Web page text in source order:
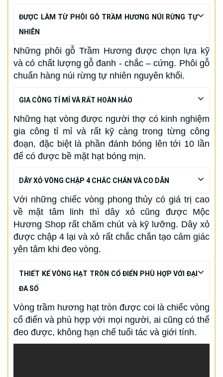
ĐƯỢC LÀM TỪ PHÔI GỖ TRẦM HƯƠNG NÚI RỪNG TỰ
NHIÊN
Những phôi gỗ Trầm Hương được chọn lựa kỹ
và có chất lượng gỗ đanh - chắc – cứng. Phôi gỗ
chuẩn hàng núi rừng tự nhiên nguyên khối.
GIA CÔNG TỈ MỈ VÀ RẤT HOÀN HẢO
Những hạt vòng được người thợ có kinh nghiệm
gia công tỉ mỉ và rất kỹ càng trong từng công
đoạn, đặc biệt là phần đánh bóng lên tới 10 lần
để có được bề mặt hạt bóng mịn.
DÂY XỎ VÒNG CHẬP 4 CHẮC CHẮN VÀ CO DÃN
Với những chiếc vòng phong thủy có giá trị cao
về mặt tâm linh thì dây xỏ cũng được Mộc
Hương Shop rất chăm chút và kỹ lưỡng. Dây xỏ
được chập 4 lại và xỏ rất chắc chắn tạo cảm giác
yên tâm khi đeo vòng.
THIẾT KẾ VÒNG HẠT TRÒN CỔ ĐIỂN PHÙ HỢP VỚI ĐẠI
ĐA SỐ
Vòng trầm hương hạt tròn được coi là chiếc vòng
cổ điển và phù hợp với mọi người, ai cũng có thể
đeo được, không hạn chế tuổi tác và giới tính.